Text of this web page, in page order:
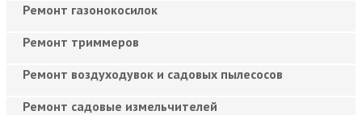
Ремонт газонокосилок
Ремонт триммеров
Ремонт воздуходувок и садовых пылесосов
Ремонт садовые измельчителей